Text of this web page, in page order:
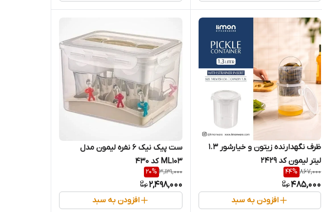
ظرف نگهدارنده زیتون و خیارشور ۱.۳
لیتر لیمون کد 2429
867,000
44%
485,000
افزودن به سبد
ست پیک نیک 6 نفره لیمون مدل
ML103 کد 430
3,131,000
20%
2,498,000
افزودن به سبد